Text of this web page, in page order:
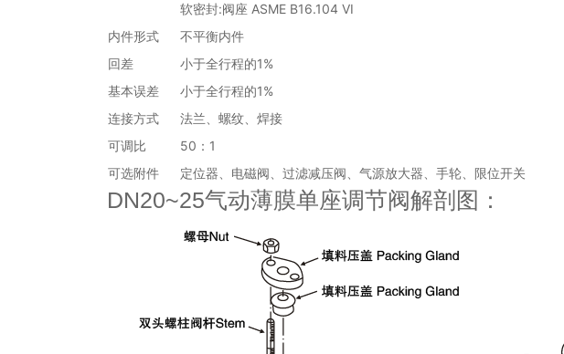
软密封:阀座 ASME B16.104 VI
内件形式
不平衡内件
回差
小于全行程的1%
基本误差
小于全行程的1%
连接方式
法兰、螺纹、焊接
可调比
50：1
可选附件
定位器、电磁阀、过滤减压阀、气源放大器、手轮、限位开关
DN20~25气动薄膜单座调节阀解剖图：